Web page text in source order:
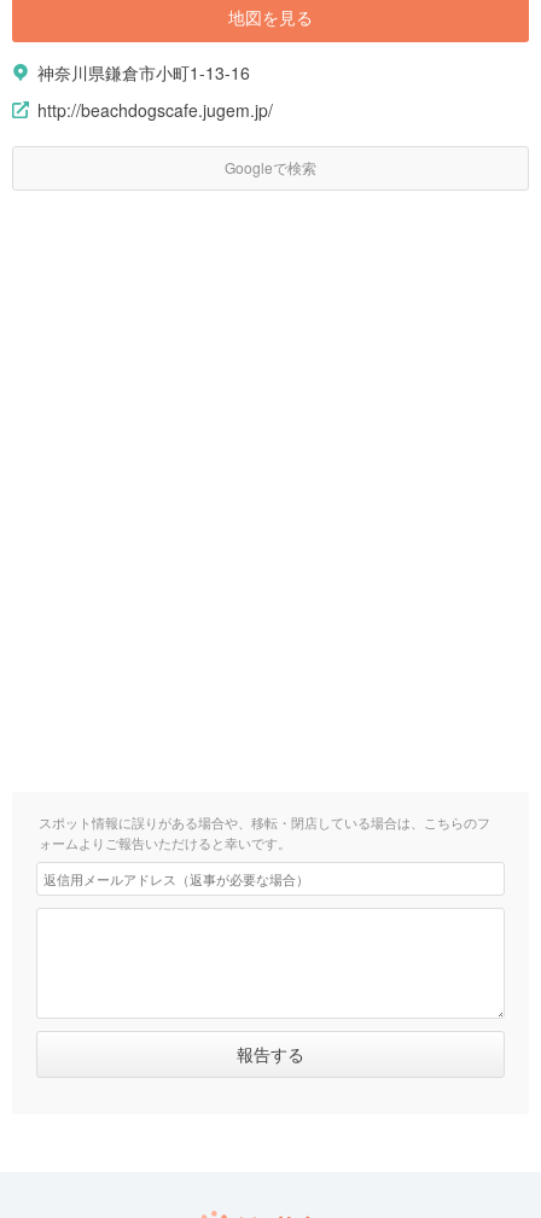
地図を見る
神奈川県鎌倉市小町1-13-16
http://beachdogscafe.jugem.jp/
Googleで検索
スポット情報に誤りがある場合や、移転・閉店している場合は、こちらのフ
ォームよりご報告いただけると幸いです。